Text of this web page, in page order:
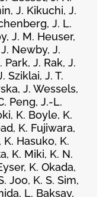
J. Kikuchi, J.
J. L.
J. M. Heuser,
Newby, J.
J. Rak, J.
Sziklai, J. T.
J. Wessels,
Peng, J.-L.
K. Boyle, K.
K. Fujiwara,
K. Hasuko, K.
K. Miki, K. N.
K. Okada,
Joo, K. S. Sim,
L. Baksay,